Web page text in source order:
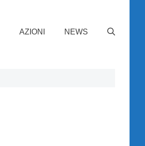
AZIONI NEWS